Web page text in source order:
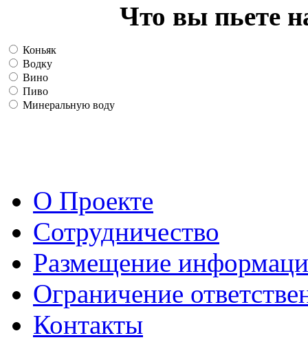
Что вы пьете
Коньяк
Водку
Вино
Пиво
Минеральную воду
О Проекте
Сотрудничество
Размещение
Ограничение
Контакты